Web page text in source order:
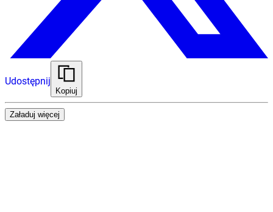
Udostępnij
Kopiuj
Załaduj więcej